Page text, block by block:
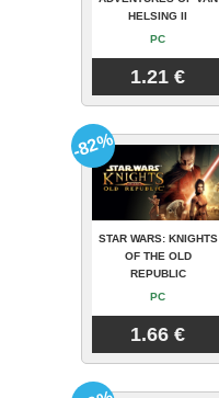
HELSING II
PC
1.21 €
STAR WARS: KNIGHTS
OF THE OLD
REPUBLIC
PC
1.66 €
-82%